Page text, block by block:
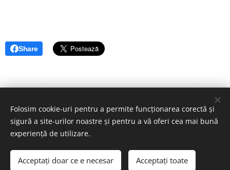
Share
© Copyright 2026, Asociatia Sava's Safe Haven
All Rights Reserved
Folosim cookie-uri pentru a permite funcționarea corectă și
sigură a site-urilor noastre și pentru a vă oferi cea mai bună
experiență de utilizare.
Acceptați doar ce e necesar Acceptați toate